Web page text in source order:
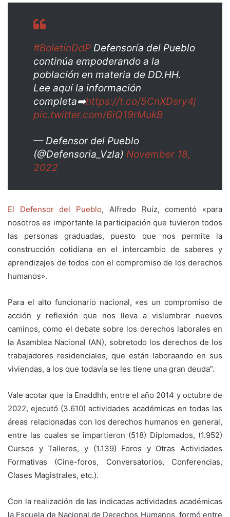
#BoletínDdP Defensoría del Pueblo
continúa empoderando a la
población en materia de DD.HH.
Lee aquí la información
completa➡️https://t.co/5CnXDsry4j
pic.twitter.com/6iQ19rMukB
— Defensor del Pueblo
(@Defensoria_Vzla) November 18,
2022
El Defensor del Pueblo, Alfredo Ruiz, comentó «para
nosotros es importante la participación que tuvieron todos
las personas graduadas, puesto que nos permite la
construcción cotidiana en el intercambio de saberes y
aprendizajes de todos con el compromiso de los derechos
humanos».
Para el alto funcionario nacional, «es un compromiso de
acción y reflexión que nos lleva a vislumbrar nuevos
caminos, como el debate sobre los derechos laborales en
la Asamblea Nacional (AN), sobretodo los derechos de los
trabajadores residenciales, que están laboraando en sus
viviendas, a los que todavía se les tiene una gran deuda”.
Vale acotar que la Enaddhh, entre el año 2014 y octubre de
2022, ejecutó (3.610) actividades académicas en todas las
áreas relacionadas con los derechos humanos en general,
entre las cuales se impartieron (518) Diplomados, (1.952)
Cursos y Talleres, y (1.139) Foros y Otras Actividades
Formativas (Cine-foros, Conversatorios, Conferencias,
Clases Magistrales, etc.).
Con la realización de las indicadas actividades académicas
la Escuela de Nacional de Derechos Humanos, formó entre